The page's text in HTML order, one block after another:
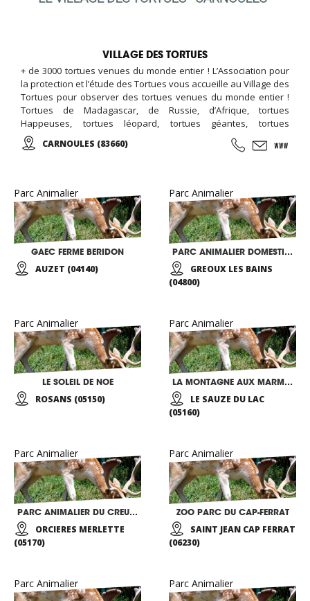
VILLAGE DES TORTUES
+ de 3000 tortues venues du monde entier ! L’Association pour
la protection et l’étude des Tortues vous accueille au Village des
Tortues pour observer des tortues venues du monde entier !
Tortues de Madagascar, de Russie, d’Afrique, tortues
Happeuses, tortues léopard, tortues géantes, tortues
d’Hermann, tortues Cistude, … mais aussi la NURSERIE ! …
CARNOULES (83660)
Parc Animalier
GAEC FERME BERIDON
AUZET (04140)
Parc Animalier
PARC ANIMALIER DOMESTIQUE
GREOUX LES BAINS
(04800)
Parc Animalier
LE SOLEIL DE NOE
ROSANS (05150)
Parc Animalier
LA MONTAGNE AUX MARMOTTES
LE SAUZE DU LAC
(05160)
Parc Animalier
PARC ANIMALIER DU CREUSET
ORCIERES MERLETTE
(05170)
Parc Animalier
ZOO PARC DU CAP-FERRAT
SAINT JEAN CAP FERRAT
(06230)
Parc Animalier Parc Animalier